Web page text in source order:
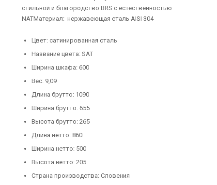
стильной и благородство BRS с естественностью
NATМатериал: нержавеющая сталь AISI 304
Цвет: сатинированная сталь
Название цвета: SAT
Ширина шкафа: 600
Вес: 9,09
Длина брутто: 1090
Ширина брутто: 655
Высота брутто: 265
Длина нетто: 860
Ширина нетто: 500
Высота нетто: 205
Страна производства: Словения